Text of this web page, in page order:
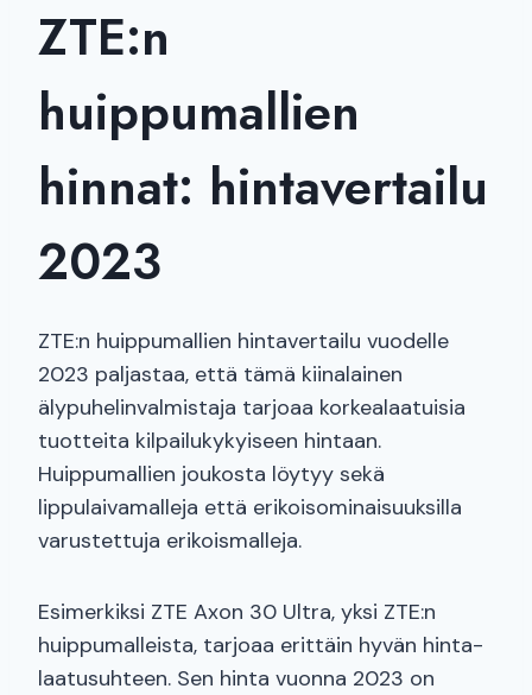
ZTE:n
huippumallien
hinnat: hintavertailu
2023
ZTE:n huippumallien hintavertailu vuodelle
2023 paljastaa, että tämä kiinalainen
älypuhelinvalmistaja tarjoaa korkealaatuisia
tuotteita kilpailukykyiseen hintaan.
Huippumallien joukosta löytyy sekä
lippulaivamalleja että erikoisominaisuuksilla
varustettuja erikoismalleja.
Esimerkiksi ZTE Axon 30 Ultra, yksi ZTE:n
huippumalleista, tarjoaa erittäin hyvän hinta-
laatusuhteen. Sen hinta vuonna 2023 on